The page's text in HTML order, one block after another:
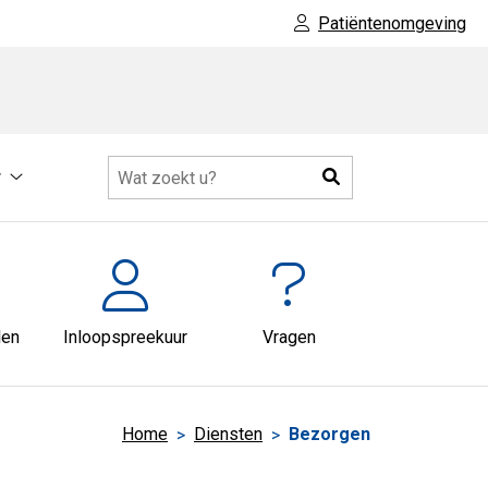
Patiëntenomgeving
submenu
Zoeken
Inloopspreekuur Vragen
Home Diensten Bezorgen